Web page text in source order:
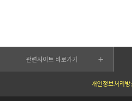
관련사이트 바로가기
개인정보처리방